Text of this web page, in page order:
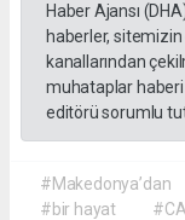
Haber Ajansı
haberler,
kanallarından
muhataplar
editörü sorumlu
#Makedonya’dan
#bir hayat